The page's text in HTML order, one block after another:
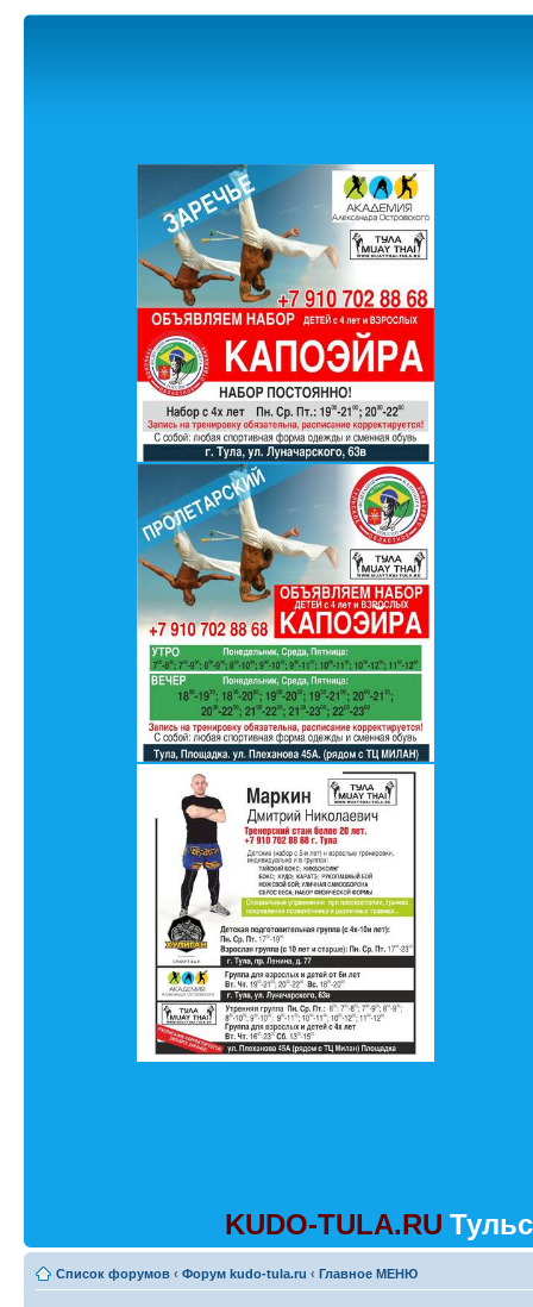
KUDO-TULA.RU
Список форумов ‹ Форум kudo-tula.ru ‹ Главное МЕНЮ